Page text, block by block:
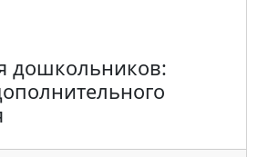
дошкольников: